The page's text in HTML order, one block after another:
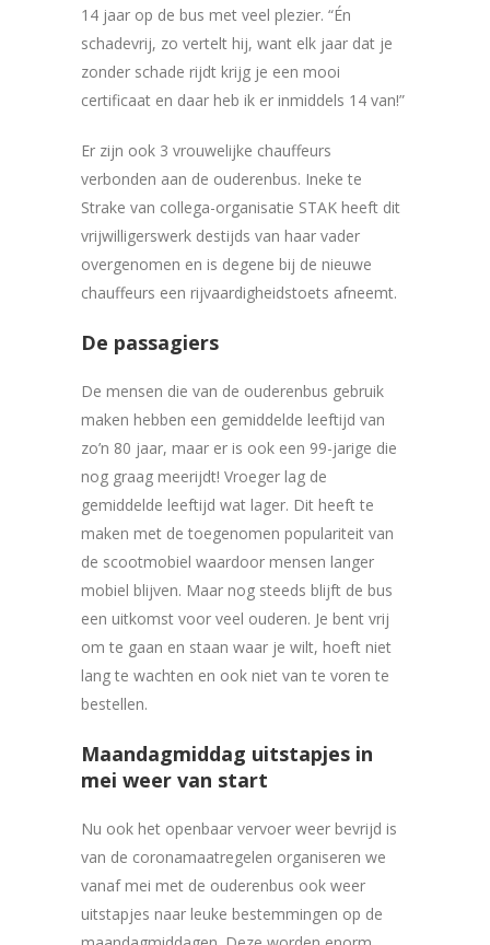
14 jaar op de bus met veel plezier. “Én
schadevrij, zo vertelt hij, want elk jaar dat je
zonder schade rijdt krijg je een mooi
certificaat en daar heb ik er inmiddels 14 van!”
Er zijn ook 3 vrouwelijke chauffeurs
verbonden aan de ouderenbus. Ineke te
Strake van collega-organisatie STAK heeft dit
vrijwilligerswerk destijds van haar vader
overgenomen en is degene bij de nieuwe
chauffeurs een rijvaardigheidstoets afneemt.
De passagiers
De mensen die van de ouderenbus gebruik
maken hebben een gemiddelde leeftijd van
zo’n 80 jaar, maar er is ook een 99-jarige die
nog graag meerijdt! Vroeger lag de
gemiddelde leeftijd wat lager. Dit heeft te
maken met de toegenomen populariteit van
de scootmobiel waardoor mensen langer
mobiel blijven. Maar nog steeds blijft de bus
een uitkomst voor veel ouderen. Je bent vrij
om te gaan en staan waar je wilt, hoeft niet
lang te wachten en ook niet van te voren te
bestellen.
Maandagmiddag uitstapjes in
mei weer van start
Nu ook het openbaar vervoer weer bevrijd is
van de coronamaatregelen organiseren we
vanaf mei met de ouderenbus ook weer
uitstapjes naar leuke bestemmingen op de